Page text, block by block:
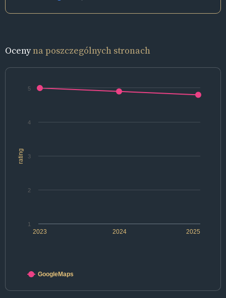
Ocenyna poszczególnych stronach
rating
2023 2024 2025
1
2
3
4
5
GoogleMaps